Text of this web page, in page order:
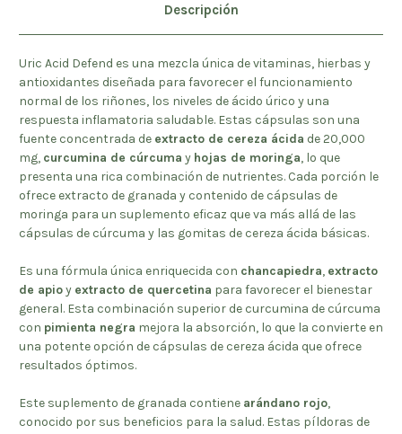
Descripción
Uric Acid Defend es una mezcla única de vitaminas, hierbas y
antioxidantes diseñada para favorecer el funcionamiento
normal de los riñones, los niveles de ácido úrico y una
respuesta inflamatoria saludable. Estas cápsulas son una
fuente concentrada de extracto de cereza ácida de 20,000
mg, curcumina de cúrcuma y hojas de moringa, lo que
presenta una rica combinación de nutrientes. Cada porción le
ofrece extracto de granada y contenido de cápsulas de
moringa para un suplemento eficaz que va más allá de las
cápsulas de cúrcuma y las gomitas de cereza ácida básicas.
Es una fórmula única enriquecida con chancapiedra, extracto
de apioy extracto de quercetina para favorecer el bienestar
general. Esta combinación superior de curcumina de cúrcuma
con pimienta negra mejora la absorción, lo que la convierte en
una potente opción de cápsulas de cereza ácida que ofrece
resultados óptimos.
Este suplemento de granada contiene arándano rojo,
conocido por sus beneficios para la salud. Estas píldoras de